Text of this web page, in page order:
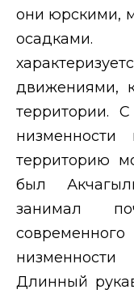
они юрскими,
движениями,
территории.
территорию
был
занимал
Длинный